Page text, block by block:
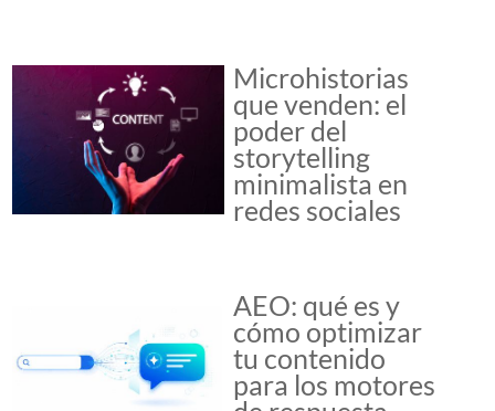
Microhistorias
que venden: el
poder del
storytelling
minimalista en
redes sociales
AEO: qué es y
cómo optimizar
tu contenido
para los motores